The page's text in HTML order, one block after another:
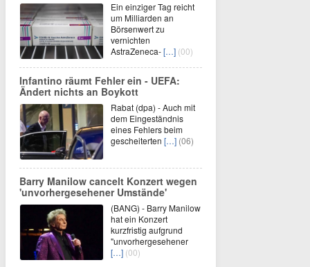
Ein einziger Tag reicht
um Milliarden an
Börsenwert zu
vernichten
AstraZeneca-[…] (00)
Infantino räumt Fehler ein - UEFA:
Ändert nichts an Boykott
Rabat (dpa) - Auch mit
dem Eingeständnis
eines Fehlers beim
gescheiterten […] (06)
Barry Manilow cancelt Konzert wegen
'unvorhergesehener Umstände'
(BANG) - Barry Manilow
hat ein Konzert
kurzfristig aufgrund
"unvorhergesehener
[…] (00)